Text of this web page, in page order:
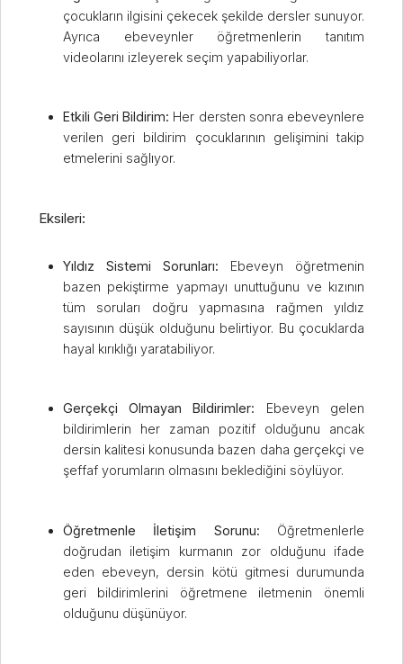
çocukların ilgisini çekecek şekilde dersler sunuyor.
Ayrıca ebeveynler öğretmenlerin tanıtım
videolarını izleyerek seçim yapabiliyorlar.
Etkili Geri Bildirim: Her dersten sonra ebeveynlere
verilen geri bildirim çocuklarının gelişimini takip
etmelerini sağlıyor.
Eksileri:
Yıldız Sistemi Sorunları: Ebeveyn öğretmenin
bazen pekiştirme yapmayı unuttuğunu ve kızının
tüm soruları doğru yapmasına rağmen yıldız
sayısının düşük olduğunu belirtiyor. Bu çocuklarda
hayal kırıklığı yaratabiliyor.
Gerçekçi Olmayan Bildirimler: Ebeveyn gelen
bildirimlerin her zaman pozitif olduğunu ancak
dersin kalitesi konusunda bazen daha gerçekçi ve
şeffaf yorumların olmasını beklediğini söylüyor.
Öğretmenle İletişim Sorunu: Öğretmenlerle
doğrudan iletişim kurmanın zor olduğunu ifade
eden ebeveyn, dersin kötü gitmesi durumunda
geri bildirimlerini öğretmene iletmenin önemli
olduğunu düşünüyor.